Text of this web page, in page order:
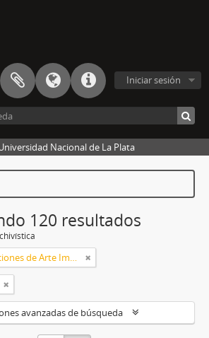
Iniciar sesión
Nacional de La Plata
120 resultados
Colección de Publicaciones de Arte Impreso
avanzadas de búsqueda